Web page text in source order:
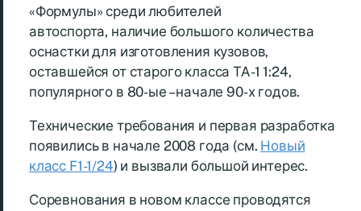
«Формулы» среди любителей
автоспорта, наличие большого количества
оснастки для изготовления кузовов,
оставшейся от старого класса ТА-1 1:24,
популярного в 80-ые – начале 90-х годов.
Технические требования и первая разработка
появились в начале 2008 года (см. Новый
класс F1-1/24) и вызвали большой интерес.
Соревнования в новом классе проводятся